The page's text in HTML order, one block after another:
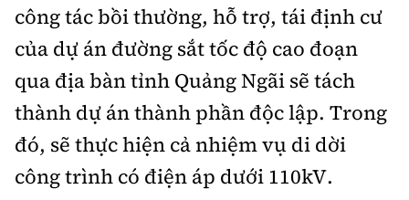
công tác bồi thường, hỗ trợ, tái định cư
của dự án đường sắt tốc độ cao đoạn
qua địa bàn tỉnh Quảng Ngãi sẽ tách
thành dự án thành phần độc lập. Trong
đó, sẽ thực hiện cả nhiệm vụ di dời
công trình có điện áp dưới 110kV.